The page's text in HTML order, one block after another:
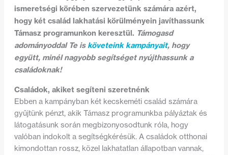
ismeretségi körében szervezetünk számára azért,
hogy két család lakhatási körülményein javíthassunk
Támasz programunkon keresztül. Támogasd
adományoddal Te isköveteink kampányait, hogy
együtt, minél nagyobb segítséget nyújthassunk a
családoknak!
Családok, akiket segíteni szeretnénk
Ebben a kampányban két kecskeméti család számára
gyűjtünk pénzt, akik Támasz programunkba pályáztak és
látogatásunk során megbizonyosodtunk róla, hogy
valóban indokolt a segítségkérésük. A családok otthonai
kimondottan rossz, közel lakhatatlan állapotban vannak,